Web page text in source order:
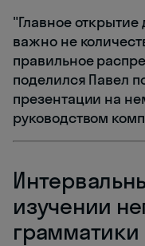
"Главное
важно не
правильное
поделился Павел
презентации на
руководством
изучении
грамматики